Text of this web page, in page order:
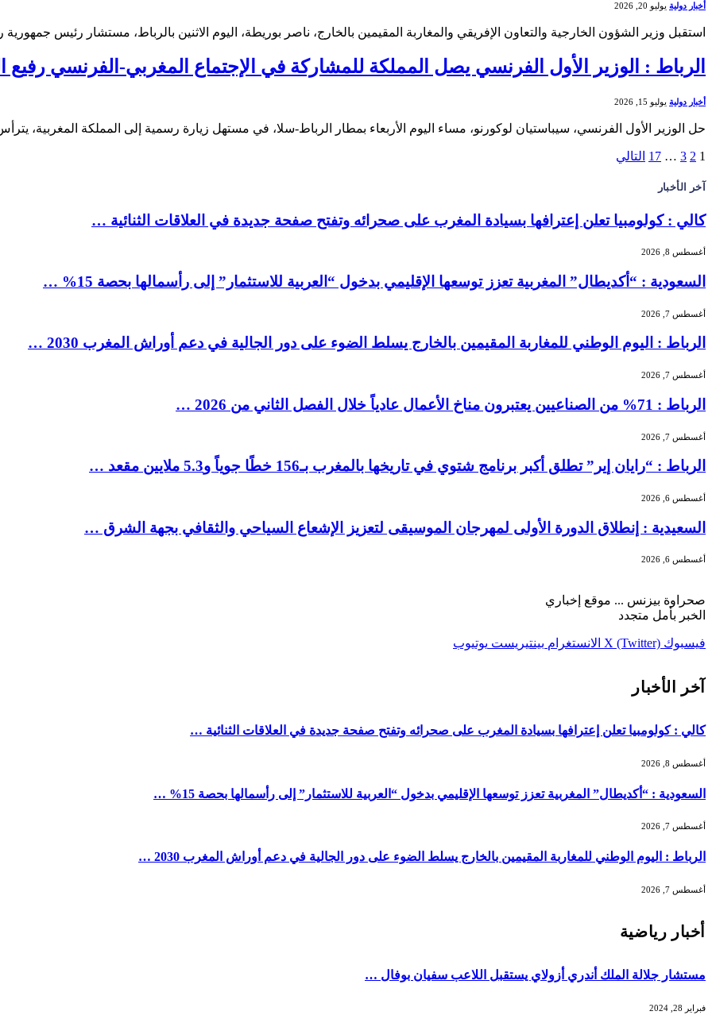
أخبار دولية يوليو 20, 2026
استقبل وزير الشؤون الخارجية والتعاون الإفريقي والمغاربة المقيمين بالخارج، ناصر بوريطة، اليوم الاثنين بالرباط، مستشار رئيس
الرباط : الوزير الأول الفرنسي يصل المملكة للمشاركة في الإجتماع المغربي-الفرنسي
أخبار دولية يوليو 15, 2026
حل الوزير الأول الفرنسي، سيباستيان لوكورنو، مساء اليوم الأربعاء بمطار الرباط-سلا، في مستهل زيارة رسمية إلى المملكة المغربية،
1
2
3
…
17 التالي
آخر الأخبار
كالي : كولومبيا تعلن إعترافها بسيادة المغرب على صحرائه وتفتح صفحة جديدة في العلاقات الثنائية …
أغسطس 8, 2026
السعودية : “أكديطال” المغربية تعزز توسعها الإقليمي بدخول “العربية للاستثمار” إلى رأسمالها بحصة 15% …
أغسطس 7, 2026
الرباط : اليوم الوطني للمغاربة المقيمين بالخارج يسلط الضوء على دور الجالية في دعم أوراش المغرب 2030 …
أغسطس 7, 2026
الرباط : 71% من الصناعيين يعتبرون مناخ الأعمال عادياً خلال الفصل الثاني من 2026 …
أغسطس 7, 2026
الرباط : “رايان إير” تطلق أكبر برنامج شتوي في تاريخها بالمغرب بـ156 خطًا جوياً و5.3 ملايين مقعد …
أغسطس 6, 2026
السعيدية : إنطلاق الدورة الأولى لمهرجان الموسيقى لتعزيز الإشعاع السياحي والثقافي بجهة الشرق …
أغسطس 6, 2026
صحراوة بيزنس ... موقع إخباري
الخبر بأمل متجدد
فيسبوك X (Twitter) الانستغرام بينتيريست يوتيوب
آخر الأخبار
كالي : كولومبيا تعلن إعترافها بسيادة المغرب على صحرائه وتفتح صفحة جديدة في العلاقات الثنائية …
أغسطس 8, 2026
السعودية : “أكديطال” المغربية تعزز توسعها الإقليمي بدخول “العربية للاستثمار” إلى رأسمالها بحصة 15% …
أغسطس 7, 2026
الرباط : اليوم الوطني للمغاربة المقيمين بالخارج يسلط الضوء على دور الجالية في دعم أوراش المغرب 2030 …
أغسطس 7, 2026
أخبار رياضية
مستشار جلالة الملك أندري أزولاي يستقبل اللاعب سفيان بوفال …
فبراير 28, 2024